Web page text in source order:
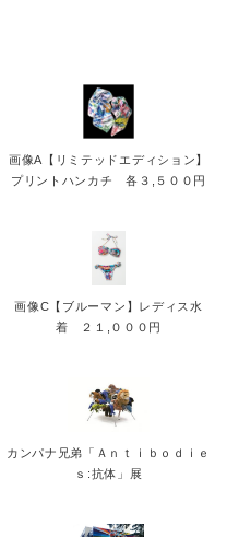
画像A【リミテッドエディション】
プリントハンカチ 各３,５００円
画像C【ブルーマン】レディス水
着 ２１,０００円
カンパナ兄弟「Ａｎｔｉｂｏｄｉｅ
ｓ:抗体」展